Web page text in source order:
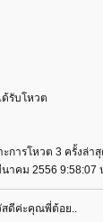
ด้รับโหวต
การโหวต 3 ครั้งล่า
าคม 2556 9:58:07
สดีค่ะคุณพี่ต้อย..